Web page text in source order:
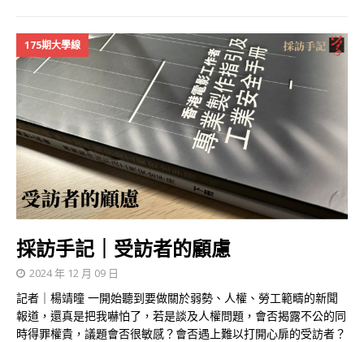
175期大學線
採訪手記｜受訪者的顧慮
2024 年 12 月 09 日
記者｜楊靖曈 一開始聽到要做關於弱勢、人權、勞工範疇的新聞
報道，還真是把我嚇怕了，若是談及人權問題，會否揭露不公的同
時得罪權貴，議題會否很敏感？會否遇上難以打開心扉的受訪者？